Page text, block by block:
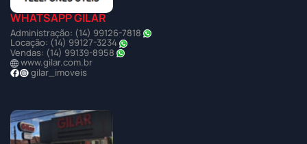
WHATSAPP GILAR
Administração: (14) 99126-7818
Locação: (14) 99127-3234
Vendas: (14) 99139-8958
www.gilar.com.br
gilar_imoveis